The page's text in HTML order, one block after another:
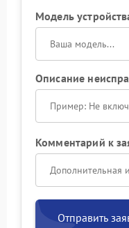
Модель
Описание
Комментарий к
Отправить